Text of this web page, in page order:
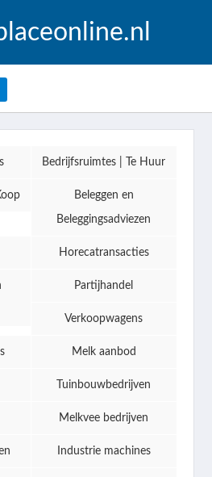
Bedrijfsruimtes | Te Huur
Beleggen en
Beleggingsadviezen
Horecatransacties
Partijhandel
Verkoopwagens
Melk aanbod
Tuinbouwbedrijven
Melkvee bedrijven
Industrie machines